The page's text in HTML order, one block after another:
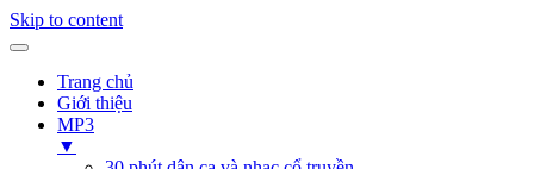
Skip to content
Trang chủ
Giới thiệu
MP3
▼